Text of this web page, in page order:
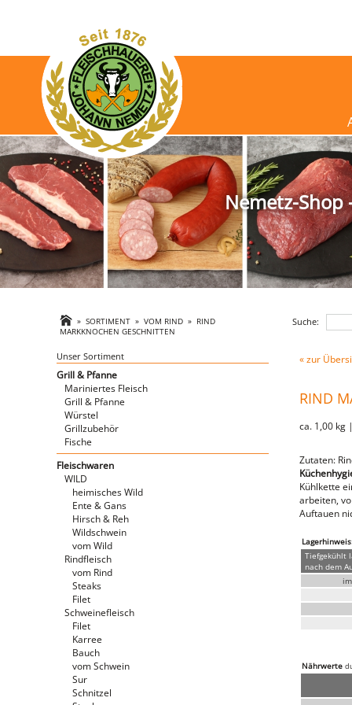
Nemetz-Shop
»SORTIMENT »VOM RIND » RIND
MARKKNOCHEN GESCHNITTEN
Suche:
Unser Sortiment
Grill & Pfanne
Mariniertes Fleisch
Grill & Pfanne
Würstel
Grillzubehör
Fische
Fleischwaren
WILD
heimisches Wild
Ente & Gans
Hirsch & Reh
Wildschwein
vom Wild
Rindfleisch
vom Rind
Steaks
Filet
Schweinefleisch
Filet
Karree
Bauch
vom Schwein
Sur
Schnitzel
« zur
RIND
ca. 1,00 kg
Zutaten:
Kühlkette
arbeiten,
Auftauen
Tiefgekühlt
nach dem
Nährwerte